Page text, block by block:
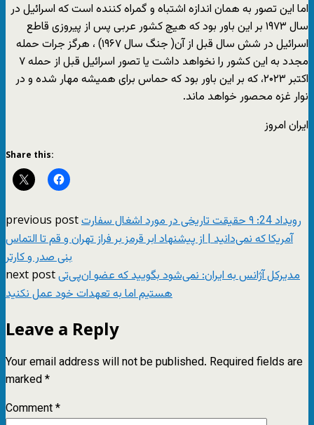
اما این تصور به همان اندازه اشتباه و گمراه ‌کننده است که اسرائیل در
سال ۱۹۷۳ بر این باور بود که هیچ کشور عربی پس از پیروزی قاطع
اسرائیل در شش سال قبل از آن( جنگ سال ۱۹۶۷) ، هرگز جرات حمله
مجدد به این کشور را نخواهد داشت یا تصور اسرائیل قبل از حمله ۷
اکتبر ۲۰۲۳، که بر این باور بود که حماس برای همیشه مهار شده و در
نوار غزه محصور خواهد ماند.
ایران امروز
Share this:
previous postرویداد 24: ۹ حقیقت تاریخی در مورد اشغال سفارت
آمریکا که نمی‌دانید | از پیشنهاد ابر قرمز بر فراز تهران و قم تا التماس
بنی صدر و کارتر
next postمدیرکل آژانس به ایران: نمی‌شود بگویید که عضو ان‌پی‌تی
هستیم اما به تعهدات خود عمل نکنید
Leave a Reply
Your email address will not be published. Required fields are
marked*
Comment*